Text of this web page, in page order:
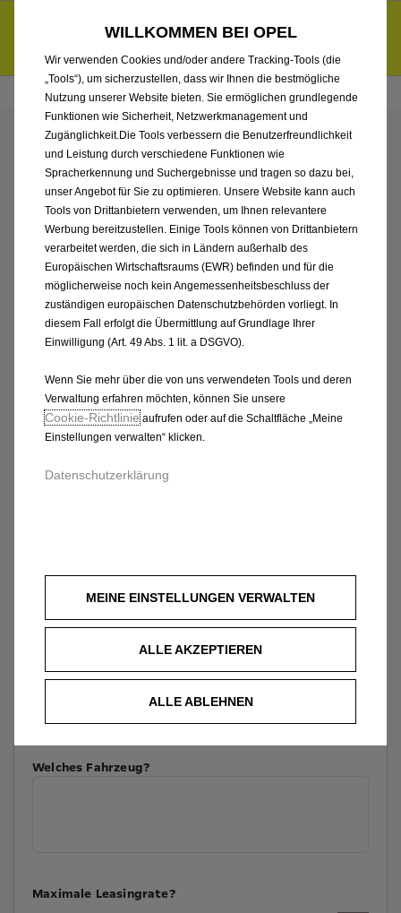
6.000 € staatliche Förderungsprämie für E-Autos und Plug-in-
Hybride. Mehr erfahren >>
ENTDECKEN SIE ALLE
ASTRA SPORTS TOURER
ELECTRIC VON AUTO
GERLACH
WESTERWALD GMBH
Welches Fahrzeug?
Maximale Leasingrate?
WILLKOMMEN BEI OPEL
Wir verwenden Cookies und/oder andere Tracking-Tools (die
„Tools“), um sicherzustellen, dass wir Ihnen die bestmögliche
Nutzung unserer Website bieten. Sie ermöglichen grundlegende
Funktionen wie Sicherheit, Netzwerkmanagement und
Zugänglichkeit.Die Tools verbessern die Benutzerfreundlichkeit
und Leistung durch verschiedene Funktionen wie
Spracherkennung und Suchergebnisse und tragen so dazu bei,
unser Angebot für Sie zu optimieren. Unsere Website kann auch
Tools von Drittanbietern verwenden, um Ihnen relevantere
Werbung bereitzustellen. Einige Tools können von Drittanbietern
verarbeitet werden, die sich in Ländern außerhalb des
Europäischen Wirtschaftsraums (EWR) befinden und für die
möglicherweise noch kein Angemessenheitsbeschluss der
zuständigen europäischen Datenschutzbehörden vorliegt. In
diesem Fall erfolgt die Übermittlung auf Grundlage Ihrer
Einwilligung (Art. 49 Abs. 1 lit. a DSGVO).
Wenn Sie mehr über die von uns verwendeten Tools und deren
Verwaltung erfahren möchten, können Sie unsere
Cookie‑Richtlinieaufrufen oder auf die Schaltfläche „Meine
Einstellungen verwalten“ klicken.
Datenschutzerklärung
MEINE EINSTELLUNGEN VERWALTEN
ALLE AKZEPTIEREN
ALLE ABLEHNEN